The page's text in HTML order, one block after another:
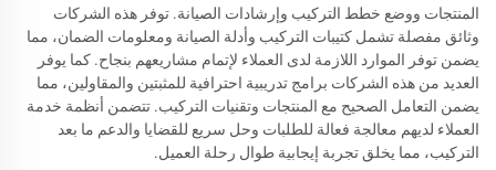
المنتجات ووضع خطط التركيب وإرشادات الصيانة. توفر هذه الشركات
وثائق مفصلة تشمل كتيبات التركيب وأدلة الصيانة ومعلومات الضمان، مما
يضمن توفر الموارد اللازمة لدى العملاء لإتمام مشاريعهم بنجاح. كما يوفر
العديد من هذه الشركات برامج تدريبية احترافية للمثبتين والمقاولين، مما
يضمن التعامل الصحيح مع المنتجات وتقنيات التركيب. تتضمن أنظمة خدمة
العملاء لديهم معالجة فعالة للطلبات وحل سريع للقضايا والدعم ما بعد
التركيب، مما يخلق تجربة إيجابية طوال رحلة العميل.